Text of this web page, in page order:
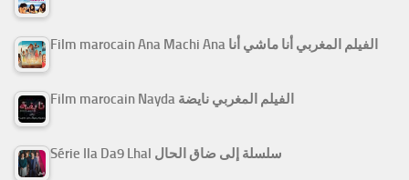
Film marocain Ana Machi Ana الفيلم المغربي أنا ماشي أنا
Film marocain Nayda الفيلم المغربي نايضة
Série Ila Da9 Lhal سلسلة إلى ضاق الحال